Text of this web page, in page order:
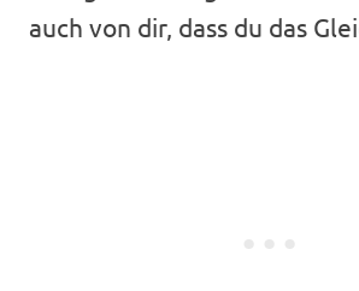
auch von dir, dass du das